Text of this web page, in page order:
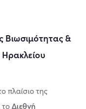
&
Ηρακλείου
πλαίσιο της
τοΔιεθνή